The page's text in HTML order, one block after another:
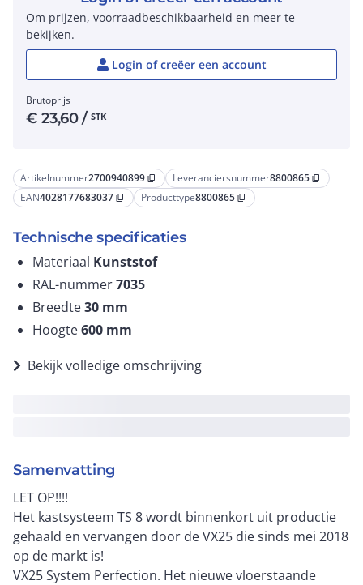
Artikelnummer2700940899 content_copy Leveranciersnummer8800865 content_copy
EAN4028177683037 content_copy Producttype8800865 content_copy
Technische specificaties
Materiaal Kunststof
RAL-nummer7035
Breedte30 mm
Hoogte600 mm
Bekijk volledige omschrijving
Samenvatting
LET OP!!!!
Het kastsysteem TS 8 wordt binnenkort uit productie
gehaald en vervangen door de VX25 die sinds mei 2018
op de markt is!
VX25 System Perfection. Het nieuwe vloerstaande
Om prijzen, voorraadbeschikbaarheid en meer te
bekijken.
Login of creëer een account
Brutoprijs
€23,60/ STK